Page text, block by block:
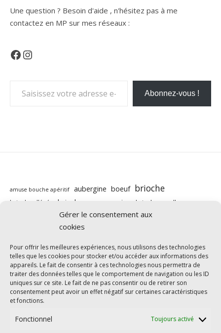
Gérer le consentement aux
cookies
Pour offrir les meilleures expériences, nous utilisons des technologies
telles que les cookies pour stocker et/ou accéder aux informations des
appareils. Le fait de consentir à ces technologies nous permettra de
traiter des données telles que le comportement de navigation ou les ID
uniques sur ce site. Le fait de ne pas consentir ou de retirer son
consentement peut avoir un effet négatif sur certaines caractéristiques
et fonctions.
Fonctionnel Toujours activé
Une question ? Besoin d'aide , n'hésitez pas à me
contactez en MP sur mes réseaux :
Facebook
Instagram
Abonnez-vous !
amuse bouche apéritif aubergine boeuf brioche
brioche allégée brioche au companion brioche moelleuse
cabillaud cannelle caramel beurre salé
chorizo
cookeo cookie cookies courge courgette courgettes
crevettes fraises goûter halloween healthy IG bas light
légumes mascarpone nutella pizza poisson poivron
pomme pomme de terre Pommes poulet ricotta
rééquilibrage alimentaire saumon tarte salée